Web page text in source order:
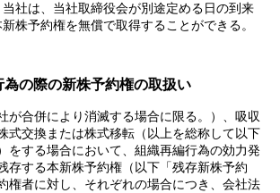
社は、当社取締役会が別途定める日の到来
株予約権を無償で取得することができる。
為の際の新株予約権の取扱い
が合併により消滅する場合に限る。）、吸収
式交換または株式移転（以上を総称して以下
をする場合において、組織再編行為の効力発
存する本新株予約権（以下「残存新株予約
権者に対し、それぞれの場合につき、会社法